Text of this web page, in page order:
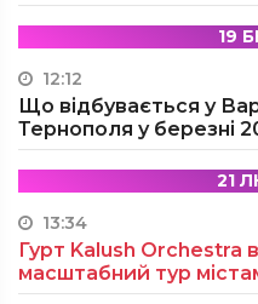
19
12:12
Що відбувається у
Тернополя у березні
21
13:34
Гурт Kalush Orchestra
масштабний тур